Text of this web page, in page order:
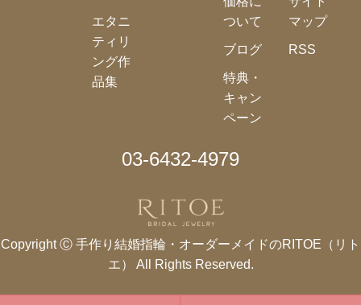
エタニ
ティリ
ング作
品集
ついて
ブログ
特典・
キャン
ペーン
マップ
RSS
03-6432-4979
Copyright Ⓒ 手作り結婚指輪・オーダーメイドのRITOE（リト
エ）
All Rights Reserved.